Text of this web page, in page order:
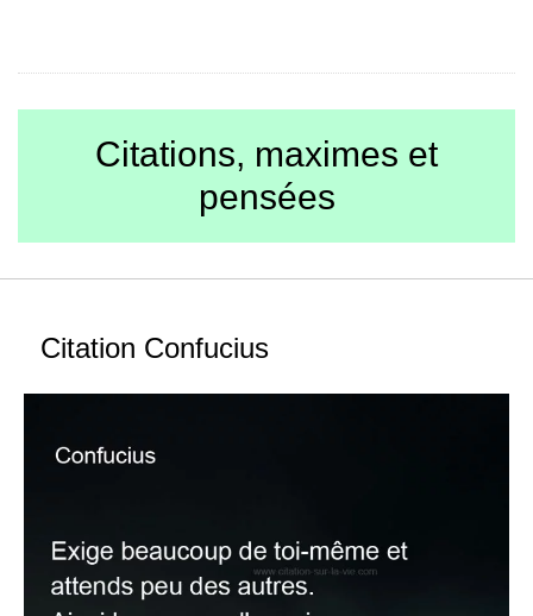
Citations, maximes et
pensées
Citation Confucius